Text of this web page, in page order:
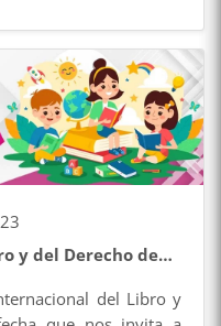
humanos.
y del Derecho de
del Libro y